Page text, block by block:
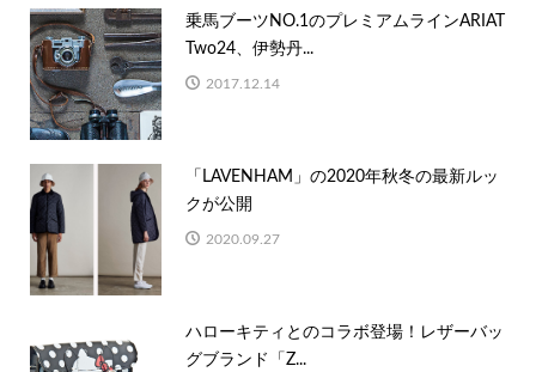
乗馬ブーツNO.1のプレミアムラインARIAT
Two24、伊勢丹...
2017.12.14
「LAVENHAM」の2020年秋冬の最新ルッ
クが公開
2020.09.27
ハローキティとのコラボ登場！レザーバッ
グブランド「Z...